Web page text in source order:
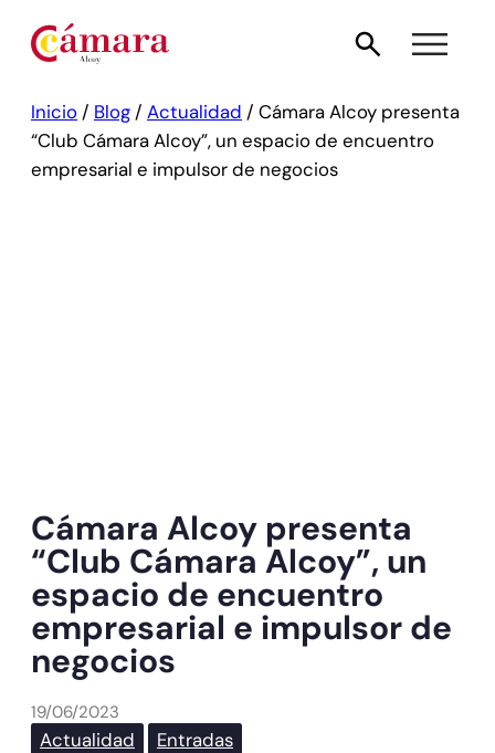
Inicio / Blog / Actualidad / Cámara Alcoy presenta
“Club Cámara Alcoy”, un espacio de encuentro
empresarial e impulsor de negocios
Cámara Alcoy presenta
“Club Cámara Alcoy”, un
espacio de encuentro
empresarial e impulsor de
negocios
19/06/2023
Actualidad Entradas